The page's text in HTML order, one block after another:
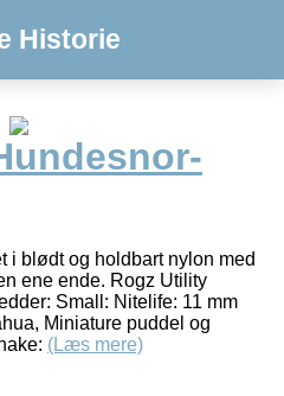
Historie
i blødt og holdbart nylon med
ene ende. Rogz Utility
Small: Nitelife: 11 mm
Miniature puddel og
(Læs mere)